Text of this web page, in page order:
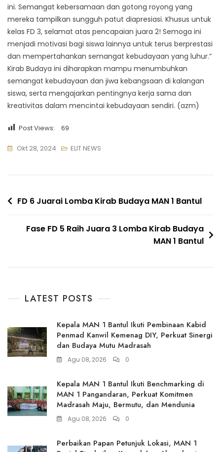
ini. Semangat kebersamaan dan gotong royong yang
mereka tampilkan sungguh patut diapresiasi. Khusus untuk
kelas FD 3, selamat atas pencapaian juara 2! Semoga ini
menjadi motivasi bagi siswa lainnya untuk terus berprestasi
dan mempertahankan semangat kebudayaan yang luhur.”
Kirab Budaya ini diharapkan mampu menumbuhkan
semangat kebudayaan dan jiwa kebangsaan di kalangan
siswa, serta mengajarkan pentingnya kerja sama dan
kreativitas dalam mencintai kebudayaan sendiri. (azm)
Post Views: 69
Okt 28, 2024 ELIT NEWS
Navigasi
FD 6 Juarai Lomba Kirab Budaya MAN 1 Bantul
Fase FD 5 Raih Juara 3 Lomba Kirab Budaya
MAN 1 Bantul
LATEST POSTS
Kepala MAN 1 Bantul Ikuti Pembinaan Kabid
Penmad Kanwil Kemenag DIY, Perkuat Sinergi
dan Budaya Mutu Madrasah
Agu 08, 2026 0
Kepala MAN 1 Bantul Ikuti Benchmarking di
MAN 1 Pangandaran, Perkuat Komitmen
Madrasah Maju, Bermutu, dan Mendunia
Agu 08, 2026 0
Perbaikan Papan Petunjuk Lokasi, MAN 1